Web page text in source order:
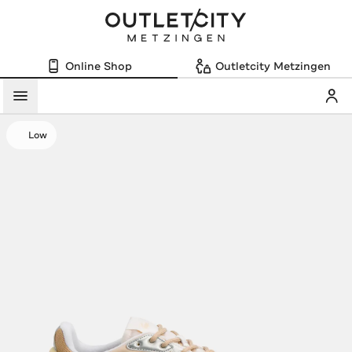
Online Shop Outletcity Metzingen
Menü
Low